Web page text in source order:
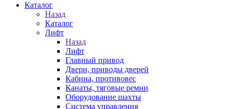
Каталог
Назад
Каталог
Лифт
Назад
Лифт
Главный привод
Двери, приводы дверей
Кабина, противовес
Канаты, тяговые ремни
Оборудование шахты
Система управления